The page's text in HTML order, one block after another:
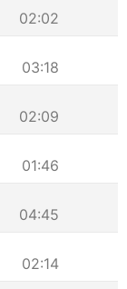
02:02
03:18
02:09
01:46
04:45
02:14